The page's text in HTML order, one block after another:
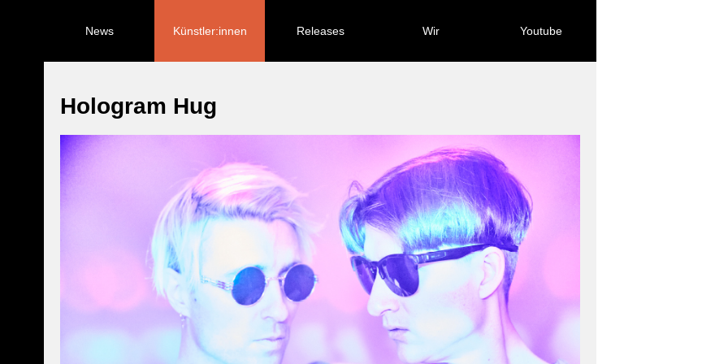
News
Künstler:innen Releases Wir Youtube
Hologram Hug